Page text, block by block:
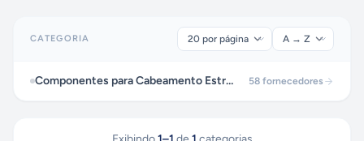
CATEGORIA
Componentes para Cabeamento Estruturado 58 fornecedores